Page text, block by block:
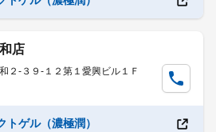
店
２-３９-１２第１愛興ビル１Ｆ
ゲル（濃極潤）